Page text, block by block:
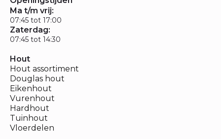
Ma t/m vrij:
07:45 tot 17:00
Zaterdag:
07:45 tot 14:30
Hout
Hout assortiment
Douglas hout
Eikenhout
Vurenhout
Hardhout
Tuinhout
Vloerdelen